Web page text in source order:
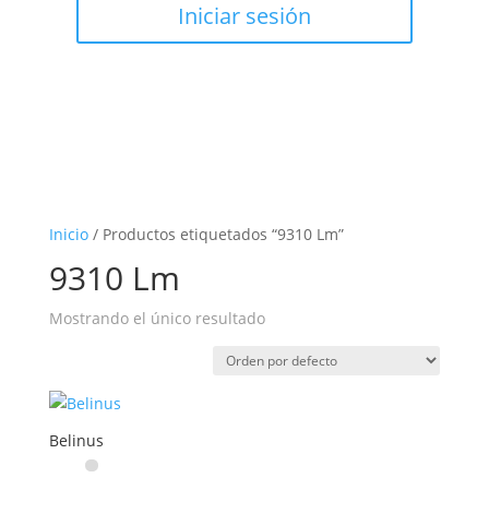
Iniciar sesión
Inicio/ Productos etiquetados “9310 Lm”
9310 Lm
Mostrando el único resultado
Belinus